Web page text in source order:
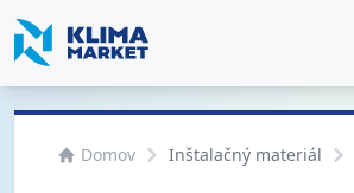
Domov Inštalačný materiál